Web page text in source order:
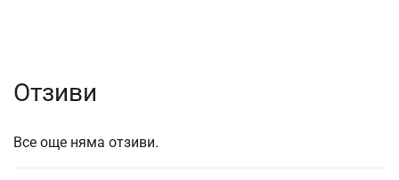
Отзиви
Все още няма отзиви.